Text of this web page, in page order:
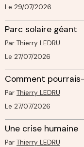
Le 29/07/2026
Parc solaire géant
Par Thierry LEDRU
Le 27/07/2026
Comment
Par Thierry LEDRU
Le 27/07/2026
Une crise humaine
Par Thierry LEDRU